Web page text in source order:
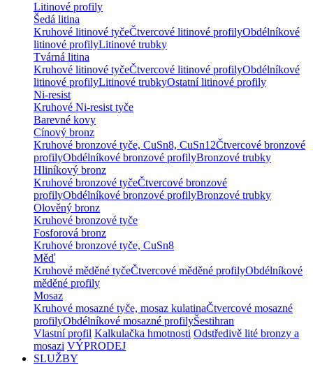
Litinové profily
Šedá litina
Kruhové litinové tyčeČtvercové litinové profilyObdélníkové
litinové profilyLitinové trubky
Tvárná litina
Kruhové litinové tyčeČtvercové litinové profilyObdélníkové
litinové profilyLitinové trubkyOstatní litinové profily
Ni-resist
Kruhové Ni-resist tyče
Barevné kovy
Cínový bronz
Kruhové bronzové tyče, CuSn8, CuSn12Čtvercové bronzové
profilyObdélníkové bronzové profilyBronzové trubky
Hliníkový bronz
Kruhové bronzové tyčeČtvercové bronzové
profilyObdélníkové bronzové profilyBronzové trubky
Olověný bronz
Kruhové bronzové tyče
Fosforová bronz
Kruhové bronzové tyče, CuSn8
Měď
Kruhové měděné tyčeČtvercové měděné profilyObdélníkové
měděné profily
Mosaz
Kruhové mosazné tyče, mosaz kulatinaČtvercové mosazné
profilyObdélníkové mosazné profilyŠestihran
Vlastní profil Kalkulačka hmotnosti Odstředivě lité bronzy a
mosazi VÝPRODEJ
SLUŽBY